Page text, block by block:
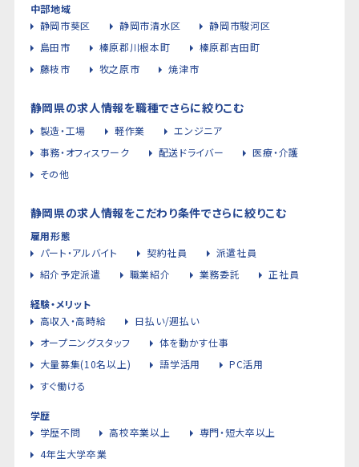
中部地域
静岡市葵区
静岡市清水区
静岡市駿河区
島田市
榛原郡川根本町
榛原郡吉田町
藤枝市
牧之原市 焼津市
静岡県の求人情報を職種でさらに絞りこむ
製造・工場 軽作業
エンジニア
事務・オフィスワーク
配送ドライバー
医療・介護
その他
静岡県の求人情報をこだわり条件でさらに絞りこむ
雇用形態
パート・アルバイト
契約社員
派遣社員
紹介予定派遣
職業紹介 業務委託 正社員
経験・メリット
高収入・高時給
日払い/週払い
オープニングスタッフ
体を動かす仕事
大量募集(10名以上)
語学活用
PC活用
すぐ働ける
学歴
学歴不問
高校卒業以上
専門・短大卒以上
4年生大学卒業